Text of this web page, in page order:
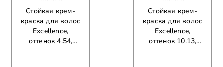
Стойкая крем-
краска для волос
Excellence,
оттенок 4.54,
Стойкая крем-
краска для волос
Excellence,
оттенок 10.13,